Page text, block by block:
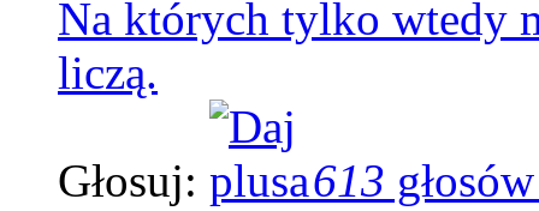
Na których tylko wtedy
liczą.
Głosuj: 613